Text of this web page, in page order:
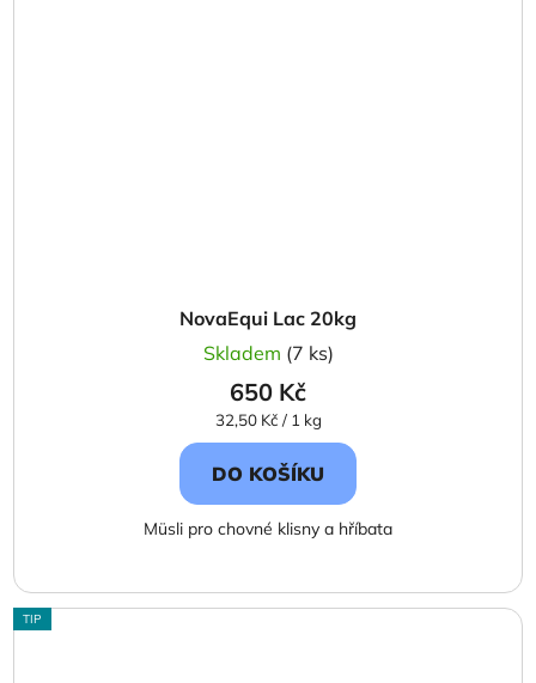
NovaEqui Lac 20kg
Skladem (7 ks)
650 Kč
Měrná
cena:
32,50 Kč / 1 kg
DO KOŠÍKU
Müsli pro chovné klisny a hříbata
TIP